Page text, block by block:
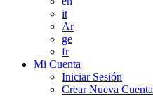
it
Ar
ge
fr
Mi Cuenta
Iniciar Sesión
Crear Nueva Cuenta